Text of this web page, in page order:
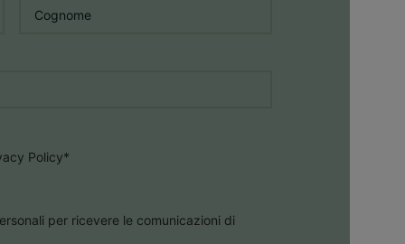
Policy*
per ricevere le comunicazioni di